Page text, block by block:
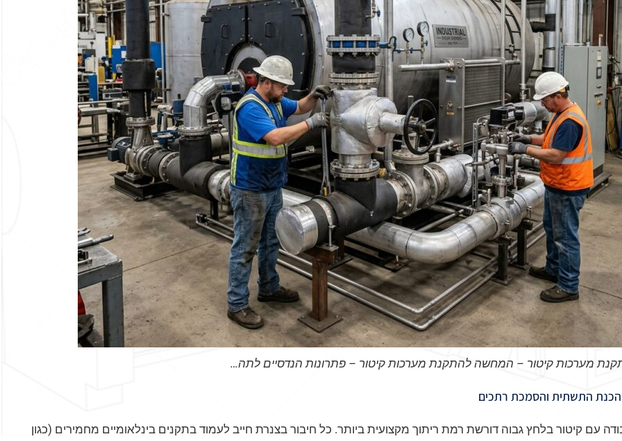
מערכות קיטור – המחשה להתקנת מערכות קיטור – פתרונות הנדסיים לתה…
עם קיטור בלחץ גבוה דורשת רמת ריתוך מקצועית ביותר. כל חיבור בצנרת חייב לעמוד בתקנים בינלאומיים מחמירים (כגון